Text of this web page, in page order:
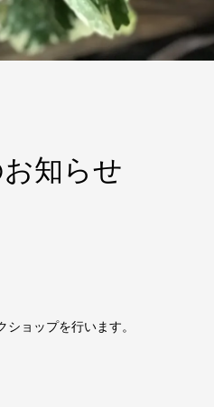
知らせ
ョップを行います。